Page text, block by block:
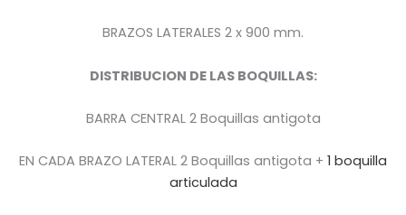
BRAZOS LATERALES 2 x 900 mm.
DISTRIBUCION DE LAS BOQUILLAS:
BARRA CENTRAL 2 Boquillas antigota
EN CADA BRAZO LATERAL 2 Boquillas antigota + 1 boquilla
articulada